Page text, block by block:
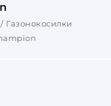
Газонокосилки